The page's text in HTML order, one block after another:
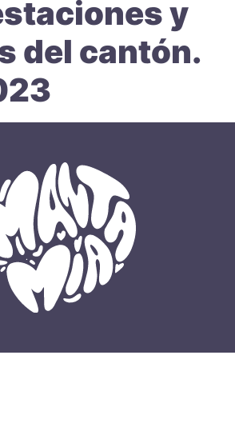
y
del cantón.